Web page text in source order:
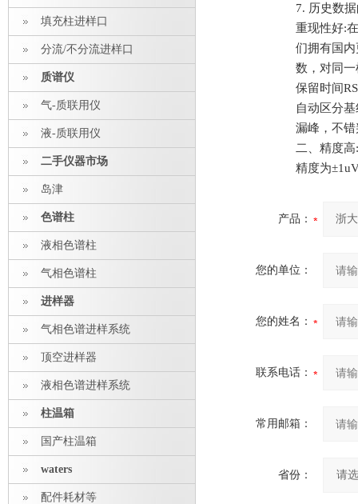
填充柱进样口
分流/不分流进样口
质谱仪
气-质联用仪
液-质联用仪
二手仪器市场
岛津
色谱柱
液相色谱柱
气相色谱柱
进样器
气相色谱进样系统
顶空进样器
液相色谱进样系统
柱温箱
国产柱温箱
waters
配件耗材等
7. 历史数
重现性好:
们拥有国
数，对同
保留时间
自动区分
漏峰，不错
二、精度
精度为
产品：
您的单位：
您的姓名：
联系电话：
常用邮箱：
省份：